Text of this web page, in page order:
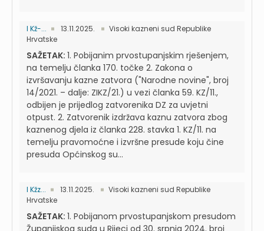
I Kž-... 13.11.2025.
Visoki kazneni sud Republike
Hrvatske
SAŽETAK: 1. Pobijanim prvostupanjskim rješenjem,
na temelju članka 170. točke 2. Zakona o
izvršavanju kazne zatvora ("Narodne novine", broj
14/2021. – dalje: ZIKZ/21.) u vezi članka 59. KZ/11.,
odbijen je prijedlog zatvorenika DZ za uvjetni
otpust. 2. Zatvorenik izdržava kaznu zatvora zbog
kaznenog djela iz članka 228. stavka 1. KZ/11. na
temelju pravomoćne i izvršne presude koju čine
presuda Općinskog su...
I Kžz... 13.11.2025.
Visoki kazneni sud Republike
Hrvatske
SAŽETAK: 1. Pobijanom prvostupanjskom presudom
Županijskog suda u Rijeci od 30. srpnja 2024. broj